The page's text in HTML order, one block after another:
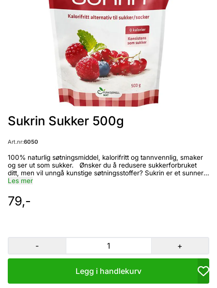
Sukrin Sukker 500g
Art.nr:6050
100% naturlig søtningsmiddel, kalorifritt og tannvennlig, smaker og ser ut som sukker. Ønsker du å redusere sukkerforbruket ditt, men vil unngå kunstige søtningsstoffer? Sukrin er et sunnere og helt naturlig alternativ, med 0 kalorier og 0 glykemisk indeks (gir ingen blodsukkerstigning). Det er derfor også trygt for deg hvis du er diabetiker. I de senere årene har det vært mye fokus på den skadelige virkningen av sukker. Så mange som 85% av befolkningen er opptatt av å begrense sukkerinntaket sitt. Samtidig er mange skeptiske til de ulike kunstige søtningsmidlene. Heldigvis finnes det nå et naturlig og sunt alternativ: SUKRIN . Sukrin er et 100% naturlig og kalorifritt alternativ til sukker og kunstige søtningsmidler. Det har en ren og naturlig sukkersmak og har samme konsistens som vanlig sukker. Sukrin har 75% av søtsmaken til vanlig sukker og brukes i omtrent samme mengder. Det betyr at du i de aller fleste tilfeller kan bytte ut sukker med tilsvarende mengde Sukrin i alle tradisjonelle oppskrifter. Helt naturlig Sukrin er et 100% naturlig produkt, som består av sukkeralkoholet erythritol. Erythritol finnes naturlig i blant annet druer, pærer og meloner, og har dermed blitt spist av oss mennesker i lang tid. Sukrin blir framstilt ved en naturlig fermenteringsprosess, hvor druesukker blir brukt som utgangspunkt. Sukrin inneholder ingen tilsetningsstoffer og skiller seg fra andre sukkeralkoholer ved at det ikke gir noen form for magebesvær ved normal bruk. Dessuten er det greit å vite at Sukrin ikke gir hull i tennene. Faktisk kan Sukrin virke forebyggende mot karies, ved at det demper veksten av bakterier i munnhulen som fører til karies. Trygt å bruke for alle Sukrin gir ingen kalorier og ingen karbohydrater. Erstatter du 4 teskjeer sukker med Sukrin hver dag, vil det alene kunne gi deg en vektreduksjon på 4 kilo over 1 år. Sukrin er faktisk det eneste volumgivende søtningsstoffet som har 0 kalorier. Andre naturlige sukkererstatninger som fruktose, maltitol og xylitol (BjørkeSøt) har mellom 2,4 og 4 kalorier pr. gram. Sukrin har vært brukt i en rekke forskjellige matvarer i Japan helt siden 1990 og i USA siden 1997. Sukrin ble godkjent for bruk i EU i 2006 etter en grundig gjennomgang, der intet negativt ble funnet. Kliniske studier viser at Sukrin ikke påvirker blodsukkeret eller insulinnivået, verken hos diabetikere eller hos friske personer. Diabetikere kan derfor trygt bruke Sukrin istedenfor vanlig sukker. Sukrin står på Norges Diabetesforbunds liste over søtningsstoffer som ikke gir blodsukkerstigning. Sukrin er også et godt alternativ til sukker for de som har ADHD, ved lavkarbo-kosthold og ved candida-diett (candida-soppen kan ikke nyttegjøre seg av Sukrin ). Sukrin er også trygt for deg som har problemer med frukt (fruktosemalabsorpsjon), siden Sukrin ikke inneholder fruktose og heller ikke blir omdannet til fruktose på noen måte i kroppen. Helseeksperter anbefaler Sukrin Dag Viljen Poleszynski (tidligere redaktør av magasinet Mat&Helse, og det nåværende Helsemagasinet Vitenskap og Fornuft) er en av flere helseeksperter som anbefaler erythritol ( Sukrin ) som et naturlig og ufarlig søtningsmiddel istedenfor vanlig sukker. Det samme gjør Sofie Hexeberg (kostholdsekspert, lege, dr.med.): ”Jeg anbefaler Sukrin til alle mine pasienter som en erstatning for sukker, og de fleste er meget fornøyd med dette alternativet. Jeg er imidlertid opptatt av et karbohydratredusert kosthold, og da er det i tillegg viktig å redusere på inntaket av stivelsesholdige matvarer som brød, poteter, ris og pasta. Kommersiell produksjon av erytritol har foregått i ca. 20 år. Sukrin regnes som en sikker matvareingrediens etter å ha gjennomgått en rekke tester på dyr og mennesker. Erytritol har vært tilgjengelig i Japan siden 1989, og sommeren 2006 ble det godkjent i EU. Her i Norge har erytritol vært på markedet siden 2006 under merkenavnet Sukrin . Det har en glykemisk indeks på null, og kan derfor brukes av personer med diabetes, og av alle andre som ønsker å ha et kosthold med lite karbohydrater. Sukrin har ingen kjente bivirkninger i små og moderate mengder.” Hvordan bruke Sukrin Sukrin kan brukes alle steder hvor du vanligvis bruker sukker. Bruk Sukrin i te, kaffe, i smoothies, på frokostblandingen, på grøten, i syltetøy eller andre steder du vil erstatte sukker. Sukrin tåler oppvarming og kan derfor også brukes til koking og baking. Sukrin og sukker har samme volum – 1 dl Sukrin tilsvarer 90 gram. Ved bruk av Sukrin i egne oppskrifter er det enkelte ting du bør passe på for at resultatet skal bli så godt som mulig. Mengden Sukrin bør ikke utgjøre mer enn 1/5 del – eller 20% av den totale mengden ingredienser. Eksempel: i en bolledeig på 1 kilo er et 100 gram Sukrin . Dette utgjør da 10% av totalvekten, og det går helt fint. Hvis originaloppskriften du bruker inneholder mye sukker, kan du eventuelt bruke en annen type søtning i tillegg til Sukrin – for eksempel honning, agavesirup, lønnesirup, rismaltsirup eller lignende. Baker du gjærbakst med Sukrin , vil du oppleve at deigen ikke hever på samme måte som den vanligvis gjør når du baker med vanlig sukker. Gjærdeig med Sukrin trenger lengre hevetid, men du behøver ikke bekymre deg underveis. Mye av hevingen vil faktisk skje etter at du har satt bakverket inn i ovnen, og resultatet blir like bra. Ved gjærbakst med Sukrin er det viktig at du bruker den vanlige typen gjær (ikke den røde som er for deiger med vanlig sukker). Ofte stilte spørsmål om Sukrin: Er Sukrin naturlig? Ja, Sukrin finnes i naturen i en del frukter som meloner, pærer og druer. I tillegg finnes det i fermenterte matvarer som ost, vin og soyasaus. Er Sukrin trygt for diabetikere? Ja, Sukrin gir ingen blodsukkerstigning og påvirker heller ikke insulinutskillingen. Sukrin kan derfor trygt brukes av diabetikere. Er Sukrin trygt hvis jeg har candida-problemer? Ja, candida-soppen kan ikke nyttegjøre seg av Sukrin. Er Sukrin trygt hvis jeg har fruktosemalabsorpsjon? Ja, Sukrin inneholder ikke fruktose og blir heller ikke omdannet til fruktose i kroppen på noen måte. Er Sukrin godkjent i Norge? Ja, Sukrin (Erythritol) ble godkjent i EU (og Norge) sommeren 2006 etter en grundig vurdering. Det har for øvrig vært på markedet i Japan siden 1990 og i USA siden 1996. Er Sukrin lov å spise etter jødiske eller islamske spiseregler? Ja, Sukrin er sertifisert Kosher og Halal. Hvordan blir Sukrin laget? Sukrin lages gjennom en fermentering av druesukker (glukose). En naturlig bakteriekultur blir tilsatt til glukose, som da blir omdannet til sukkeralkoholet erythritol. Resultatet av denne prosessen filtreres, renses og krystalliseres til små korn. Krystallene vaskes på nytt og tørkes med varmluft. Deretter siles krystallene, sånn at de som har riktig størrelse kan pakkes i poser og er klare for salg. Det brukes ingen kjemikalier i noe ledd av prosessen, og råstoffene er garantert GMO-frie. Dette er akkurat den samme prosessen som brukes for å framstille ost, yoghurt og vin – og den er dermed helt naturlig. Hva er sukkeralkoholer? Sukkeralkoholer er en gruppe stoffer som opptrer i naturen. Kjemisk sett har de likheter med både sukker og alkohol – men på tross av navnet er de ingen av delene. Du blir altså ikke full av å innta Sukrin. Sukkeralkoholer kalles også polyoler. Sukrin er basert på et sukkeralkohol som heter erythritol. Hva skiller Sukrin fra andre sukkeralkoholer? Kroppen behandler Sukrin litt annerledes enn de andre sukkeralkoholene (isomalt, laktitol, maltitol, mannitol, sorbitol og xylitol). Sukrin , det vil si erythritol, er det minste sukkeralkoholet vi kjenner. Det blir tatt opp nesten fullstendig av tynntarmen (90%) og skilt ut uforandret. De andre sukkeralkoholene er større og blir tatt opp ufullstendig i tynntarmen. Deretter går de videre til tykktarmen, der de brytes ned av bakterier. Disse bakteriene produserer fettsyrer og gasser. Fettsyrene tas opp av kroppen som energi. I tillegg trekkes vann ut til tarmen (på grunn av osmotisk trykk), noe som kan føre til løse mage. Sukrin skilles seg altså fra de andre sukkeralkoholene ved at det verken gir energi eller mageubehag ved normal bruk. Er Sukrin det samme som fruktose/fruktsukker? NEI! Fruktose er en sukkerart med 400 kalorier per 100 gram, akkurat som vanlig sukker (sukrose). Sukrin er ikke en sukkerart – Sukrin har 0 kalorier. Er Sukrin det samme som Splenda (sukralose) eller aspartam? NEI! Splenda og aspartam er laboratorieframstilte stoffer som er flere hundre ganger så søte som sukker. Disse stoffene finnes ikke i noen planter eller frukter og de er dermed ikke naturlige. De kunstige søtstoffene Splenda og aspartam er så søte at det må tilsettes et kaloriholdig fyllstoff, vanligvis maltodextrin eller dextrose, for at det skal kunne brukes i hverdagen. Sukrin brukes derimot i sin rene form. Er Sukrin karbohydrater? Både ja og nei. Sukrin er betegnet som et karbohydrat, men oppfører seg ikke som vanlige karbohydrater som sukker eller stivelse. Sukrin blir ikke benyttet som energi i kroppen, men utskilles ubrukt gjennom urinen. Du trenger derfor ikke telle med Sukrin hvis du er opptatt av å telle karbohydrater. Dette gjør Sukrin velegnet ved lavkarbo-kosthold og også for alle andre som vil unngå unødvendige karbohydrater. Hvorfor står det ”Skal ikke benyttes til produksjon av drikkevarer” på Sukrin-posen? EU har bestemt at sukkeralkoholer ikke skal benyttes i drikkevarer, fordi det er l
Les mer
79,-
- +
Legg i handlekurv